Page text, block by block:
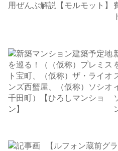
【ルフォン蔵前グ